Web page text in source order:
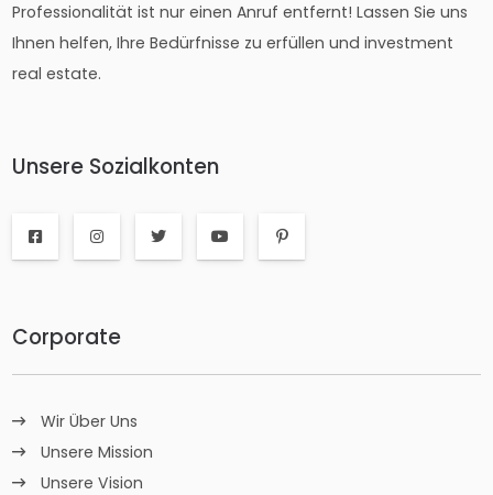
Professionalität ist nur einen Anruf entfernt! Lassen Sie uns
Ihnen helfen, Ihre Bedürfnisse zu erfüllen und investment
real estate.
Unsere Sozialkonten
Corporate
Wir Über Uns
Unsere Mission
Unsere Vision